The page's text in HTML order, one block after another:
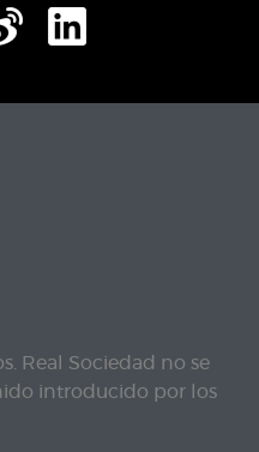
Real Sociedad no se
introducido por los